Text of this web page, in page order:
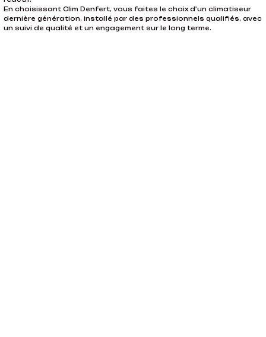
En choisissant Clim Denfert, vous faites le choix d’un climatiseur
dernière génération, installé par des professionnels qualifiés, avec
un suivi de qualité et un engagement sur le long terme.